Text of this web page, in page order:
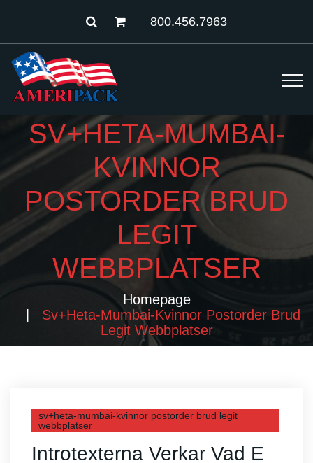
800.456.7963
SV+HETA-MUMBAI-
KVINNOR
POSTORDER BRUD
LEGIT
WEBBPLATSER
Homepage
Sv+heta-Mumbai-Kvinnor Postorder Brud
Legit Webbplatser
sv+heta-mumbai-kvinnor postorder brud legit
webbplatser
Introtexterna Verkar Vad E